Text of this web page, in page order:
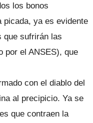
los bonos
picada, ya es evidente
que sufrirán las
por el ANSES), que
con el diablo del
al precipicio. Ya se
que contraen la